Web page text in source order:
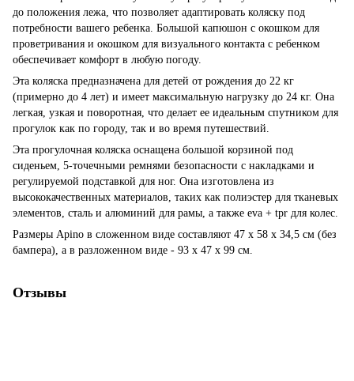
до положения лежа, что позволяет адаптировать коляску под
потребности вашего ребенка. Большой капюшон с окошком для
проветривания и окошком для визуального контакта с ребенком
обеспечивает комфорт в любую погоду.
Эта коляска предназначена для детей от рождения до 22 кг
(примерно до 4 лет) и имеет максимальную нагрузку до 24 кг. Она
легкая, узкая и поворотная, что делает ее идеальным спутником для
прогулок как по городу, так и во время путешествий.
Эта прогулочная коляска оснащена большой корзиной под
сиденьем, 5-точечными ремнями безопасности с накладками и
регулируемой подставкой для ног. Она изготовлена из
высококачественных материалов, таких как полиэстер для тканевых
элементов, сталь и алюминий для рамы, а также eva + tpr для колес.
Размеры Apino в сложенном виде составляют 47 x 58 x 34,5 см (без
бампера), а в разложенном виде - 93 x 47 x 99 см.
Отзывы